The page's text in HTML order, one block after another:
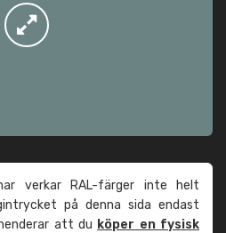
verkar RAL-färger inte helt
på denna sida endast
att du köper en fysisk